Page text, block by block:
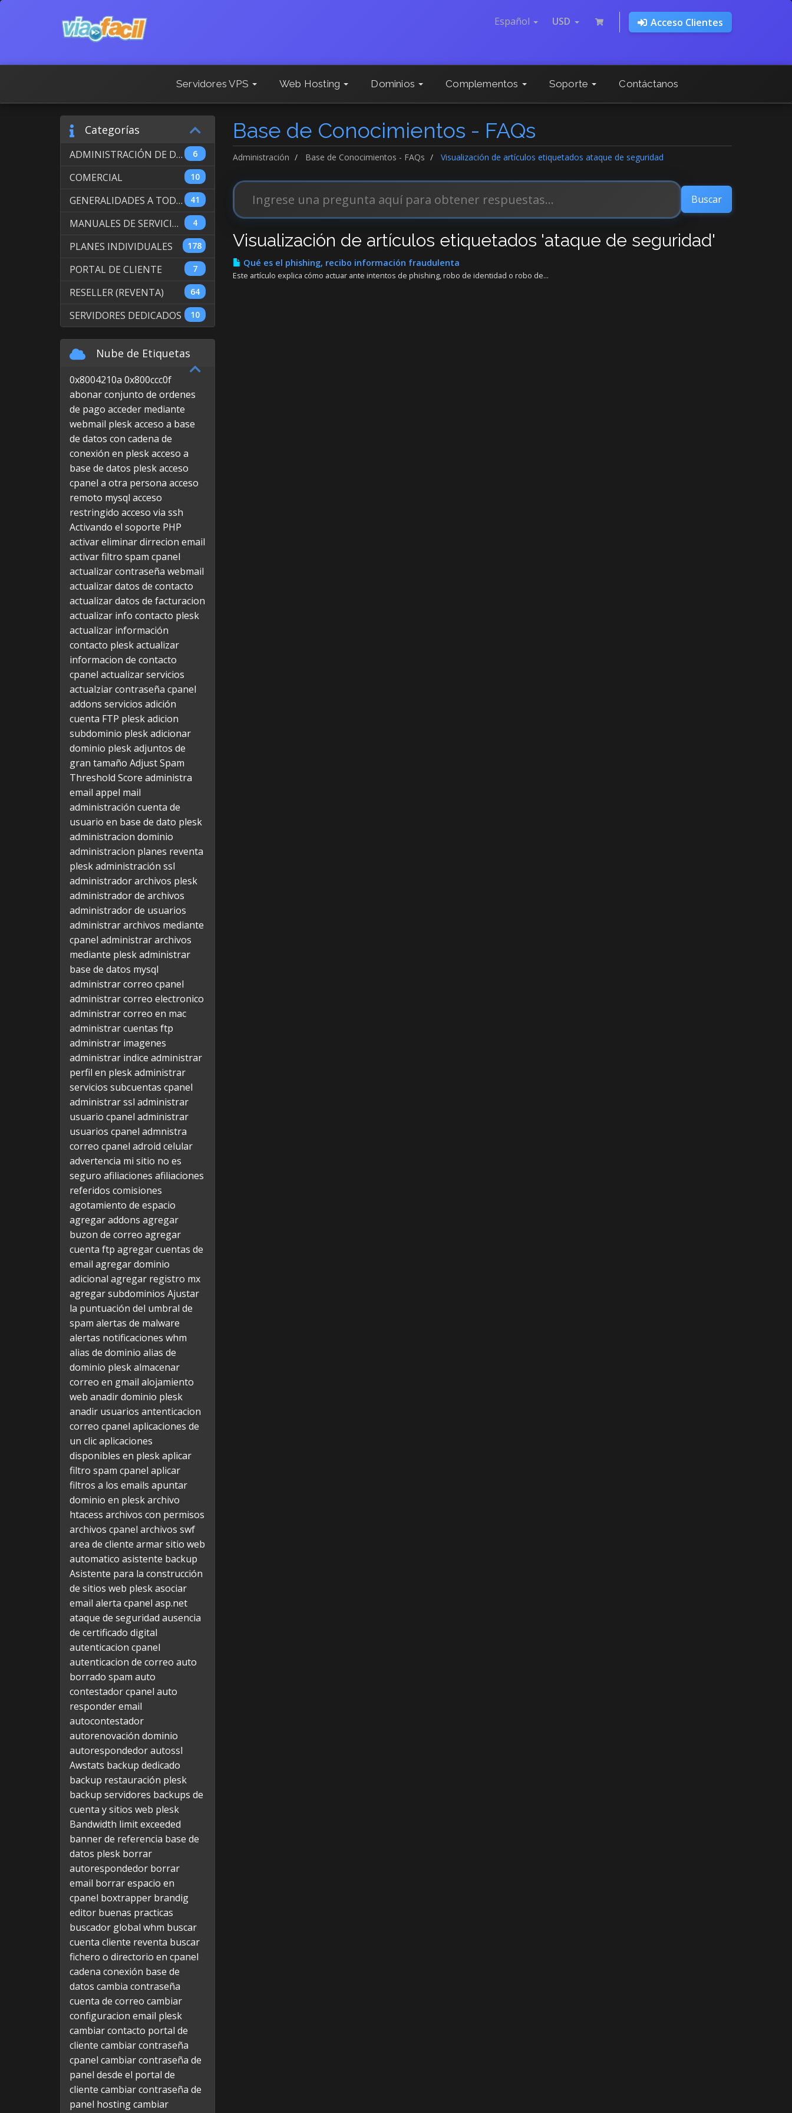
Español USD Acceso Clientes
Servidores VPS Web Hosting Dominios Complementos Soporte Contáctanos
Base de Conocimientos - FAQs
Administración Base de Conocimientos - FAQs Visualización de artículos etiquetados ataque de seguridad
Categorías
6
ADMINISTRACIÓN DE DOMINIOS INTERNACIONALES
10
COMERCIAL
41
GENERALIDADES A TODOS LOS SERVICIOS
4
MANUALES DE SERVICIO DE WEB HOSTING
178
PLANES INDIVIDUALES
7
PORTAL DE CLIENTE
64
RESELLER (REVENTA)
10
SERVIDORES DEDICADOS
Visualización de artículos etiquetados 'ataque de seguridad'
Qué es el phishing, recibo información fraudulenta
Este artículo explica cómo actuar ante intentos de phishing, robo de identidad o robo de...
Nube de Etiquetas
0x8004210a 0x800ccc0f
abonar conjunto de ordenes
de pago acceder mediante
webmail pleskacceso a base
de datos con cadena de
conexión en pleskacceso a
base de datos pleskacceso
cpanel a otra persona acceso
remoto mysql acceso
restringido acceso via ssh
Activando el soporte PHP
activar eliminar dirrecion email
activar filtro spam cpanel
actualizar contraseña webmail
actualizar datos de contacto
actualizar datos de facturacion
actualizar info contacto plesk
actualizar información
contacto pleskactualizar
informacion de contacto
cpanel actualizar servicios
actualziar contraseña cpanel
addons servicios adición
cuenta FTP pleskadicion
subdominio pleskadicionar
dominio pleskadjuntos de
gran tamaño Adjust Spam
Threshold Score administra
email appel mail
administración cuenta de
usuario en base de dato plesk
administracion dominio
administracion planes reventa
pleskadministración ssl
administrador archivos plesk
administrador de archivos
administrador de usuarios
administrar archivos mediante
cpanel administrar archivos
mediante pleskadministrar
base de datos mysql
administrar correo cpanel
administrar correo electronico
administrar correo en mac
administrar cuentas ftp
administrar imagenes
administrar indice administrar
perfil en pleskadministrar
servicios subcuentas cpanel
administrar ssl administrar
usuario cpanel administrar
usuarios cpanel admnistra
correo cpanel adroid celular
advertencia mi sitio no es
seguro afiliaciones afiliaciones
referidos comisiones
agotamiento de espacio
agregar addons agregar
buzon de correo agregar
cuenta ftp agregar cuentas de
email agregar dominio
adicional agregar registro mx
agregar subdominios Ajustar
la puntuación del umbral de
spam alertas de malware
alertas notificaciones whm
alias de dominio alias de
dominio pleskalmacenar
correo en gmail alojamiento
web anadir dominio plesk
anadir usuarios antenticacion
correo cpanel aplicaciones de
un clicaplicaciones
disponibles en pleskaplicar
filtro spam cpanel aplicar
filtros a los emails apuntar
dominio en pleskarchivo
htacess archivos con permisos
archivos cpanel archivos swf
area de cliente armar sitio web
automatico asistente backup
Asistente para la construcción
de sitios web pleskasociar
email alerta cpanel asp.net
ataque de seguridad ausencia
de certificado digital
autenticacion cpanel
autenticacion de correo auto
borrado spam auto
contestador cpanel auto
responder email
autocontestador
autorenovación dominio
autorespondedorautossl
Awstats backup dedicado
backup restauración plesk
backup servidores backups de
cuenta y sitios web plesk
Bandwidth limit exceeded
banner de referencia base de
datos plesk borrar
autorespondedor borrar
email borrar espacio en
cpanel boxtrapper brandig
editor buenas practicas
buscador global whm buscar
cuenta cliente reventa buscar
fichero o directorio en cpanel
cadena conexión base de
datos cambia contraseña
cuenta de correo cambiar
configuracion email plesk
cambiar contacto portal de
cliente cambiar contraseña
cpanel cambiar contraseña de
panel desde el portal de
cliente cambiar contraseña de
panel hostingcambiar